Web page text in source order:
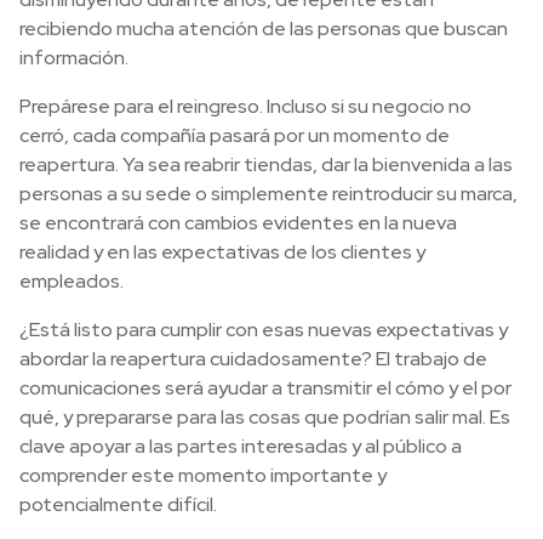
recibiendo mucha atención de las personas que buscan
información.
Prepárese para el reingreso. Incluso si su negocio no
cerró, cada compañía pasará por un momento de
reapertura. Ya sea reabrir tiendas, dar la bienvenida a las
personas a su sede o simplemente reintroducir su marca,
se encontrará con cambios evidentes en la nueva
realidad y en las expectativas de los clientes y
empleados.
¿Está listo para cumplir con esas nuevas expectativas y
abordar la reapertura cuidadosamente? El trabajo de
comunicaciones será ayudar a transmitir el cómo y el por
qué, y prepararse para las cosas que podrían salir mal. Es
clave apoyar a las partes interesadas y al público a
comprender este momento importante y
potencialmente difícil.